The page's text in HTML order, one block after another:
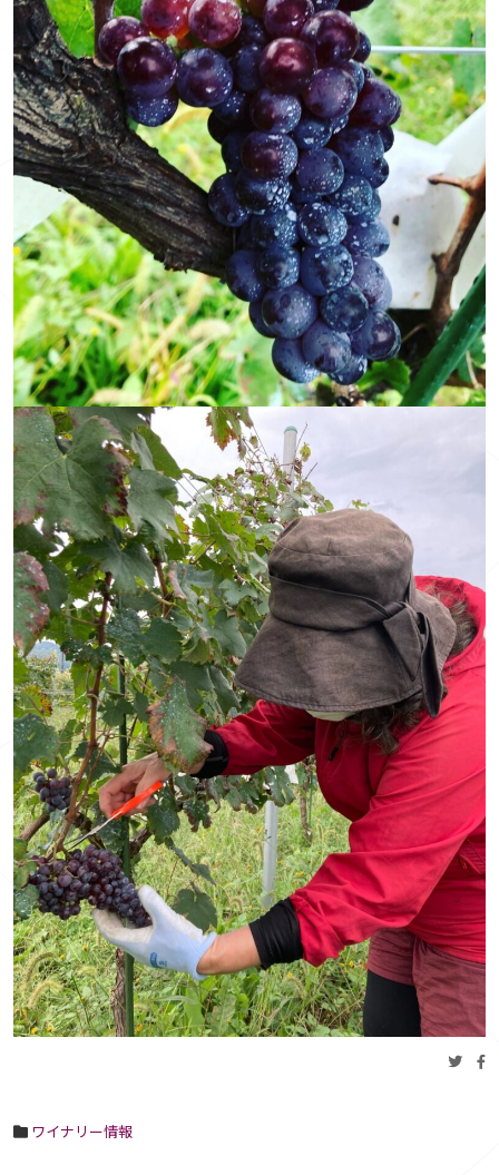
ワイナリー情報